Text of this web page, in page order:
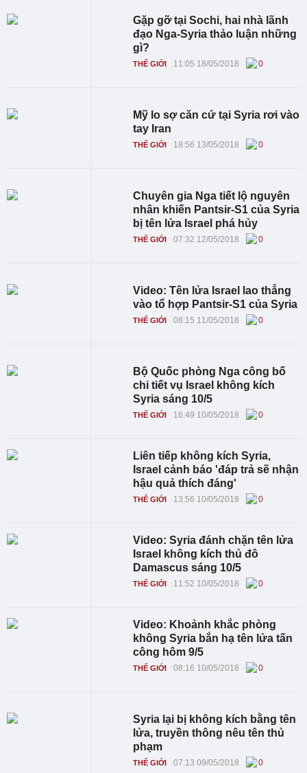
Gặp gỡ tại Sochi, hai nhà lãnh
đạo Nga-Syria thảo luận những
gì?
THẾ GIỚI 11:05 18/05/2018 0
Mỹ lo sợ căn cứ tại Syria rơi vào
tay Iran
THẾ GIỚI 18:56 13/05/2018 0
Chuyên gia Nga tiết lộ nguyên
nhân khiến Pantsir-S1 của Syria
bị tên lửa Israel phá hủy
THẾ GIỚI 07:32 12/05/2018 0
Video: Tên lửa Israel lao thẳng
vào tổ hợp Pantsir-S1 của Syria
THẾ GIỚI 08:15 11/05/2018 0
Bộ Quốc phòng Nga công bố
chi tiết vụ Israel không kích
Syria sáng 10/5
THẾ GIỚI 16:49 10/05/2018 0
Liên tiếp không kích Syria,
Israel cảnh báo 'đáp trả sẽ nhận
hậu quả thích đáng'
THẾ GIỚI 13:56 10/05/2018 0
Video: Syria đánh chặn tên lửa
Israel không kích thủ đô
Damascus sáng 10/5
THẾ GIỚI 11:52 10/05/2018 0
Video: Khoảnh khắc phòng
không Syria bắn hạ tên lửa tấn
công hôm 9/5
THẾ GIỚI 08:16 10/05/2018 0
Syria lại bị không kích bằng tên
lửa, truyền thông nêu tên thủ
phạm
THẾ GIỚI 07:13 09/05/2018 0